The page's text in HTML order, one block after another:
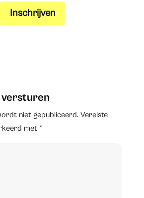
Inschrijven
versturen
niet gepubliceerd. Vereiste
met *